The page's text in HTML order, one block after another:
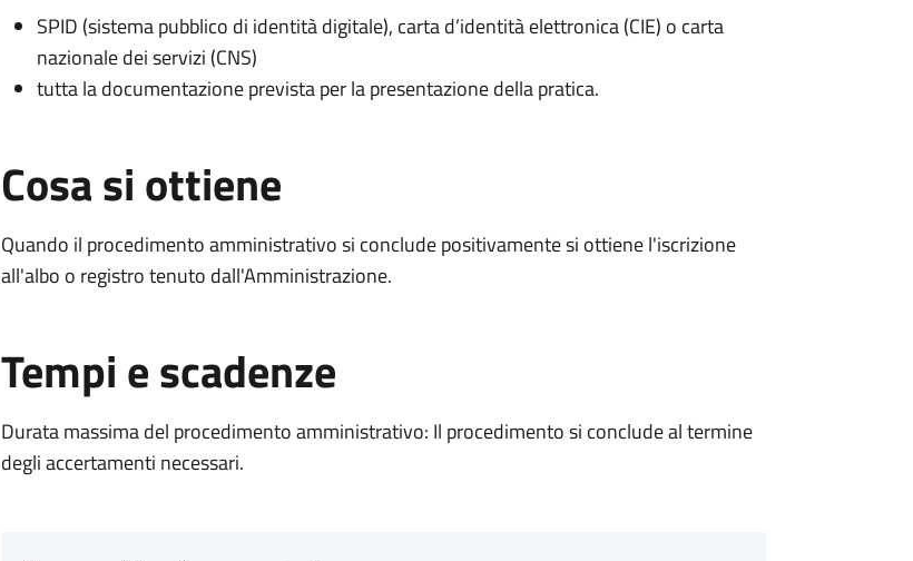
SPID (sistema pubblico di identità digitale), carta d’identità elettronica (CIE) o carta
nazionale dei servizi (CNS)
tutta la documentazione prevista per la presentazione della pratica.
Cosa si ottiene
Quando il procedimento amministrativo si conclude positivamente si ottiene l'iscrizione
all'albo o registro tenuto dall'Amministrazione.
Tempi e scadenze
Durata massima del procedimento amministrativo: Il procedimento si conclude al termine
degli accertamenti necessari.